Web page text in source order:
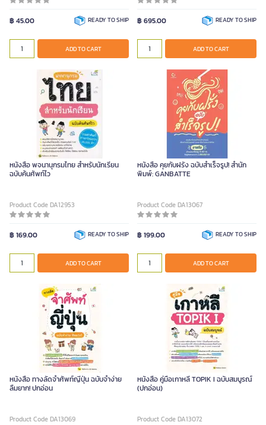
฿ 45.00 READY TO SHIP
ADD TO CART
฿ 695.00 READY TO SHIP
ADD TO CART
หนังสือ พจนานุกรมไทย สำหรับนักเรียน
ฉบับค้นศัพท์ไว
Product Code DA12953
฿ 169.00 READY TO SHIP
ADD TO CART
หนังสือ คุยกับฝรั่ง ฉบับสำเร็จรูป! สำนัก
พิมพ์: GANBATTE
Product Code DA13067
฿ 199.00 READY TO SHIP
ADD TO CART
หนังสือ ทางลัดจำศัพท์ญี่ปุ่น ฉบับจำง่าย
ลืมยาก! ปกอ่อน
Product Code DA13069
หนังสือ คู่มือเกาหลี TOPIK I ฉบับสมบูรณ์
(ปกอ่อน)
Product Code DA13072